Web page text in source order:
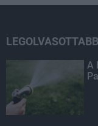
LEGOLVASOTTABB
A